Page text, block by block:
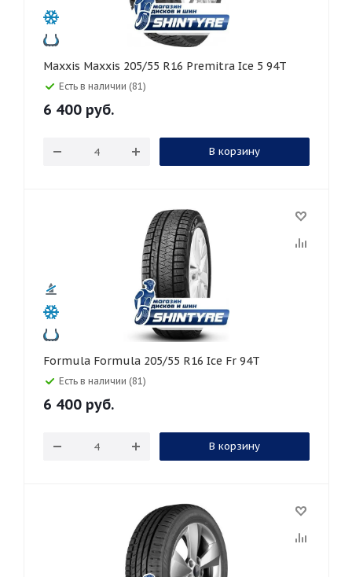
Maxxis Maxxis 205/55 R16 Premitra Ice 5 94T
Есть в наличии (81)
6 400 руб.
В корзину
Formula Formula 205/55 R16 Ice Fr 94T
Есть в наличии (81)
6 400 руб.
В корзину